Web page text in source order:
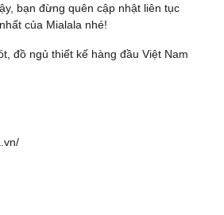
bạn đừng quên cập nhật liên tục
của Mialala nhé!
đồ ngủ thiết kế hàng đầu Việt Nam